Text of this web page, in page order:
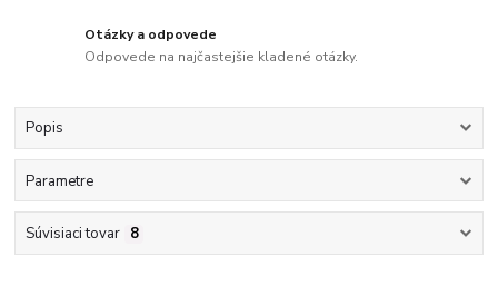
Otázky a odpovede
Odpovede na najčastejšie kladené otázky.
Popis
Parametre
Súvisiaci tovar 8